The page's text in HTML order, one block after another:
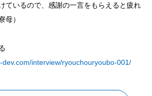
ているので、感謝の一言をもらえると疲れ
母）
dev.com/interview/ryouchouryoubo-001/